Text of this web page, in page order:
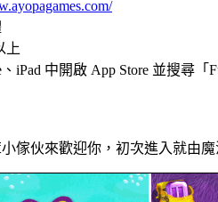
上
、iPad 中開啟 App Store 並搜尋
傢伙來歡迎你，初次進入就由